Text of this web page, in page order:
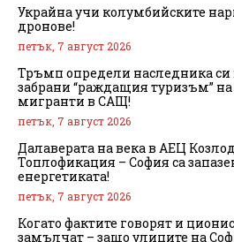
Украйна учи колумбийските
дронове!
петък, 7 август 2026
Тръмп определи наследника
забрани “раждащия туризъм”
мигранти в САЩ!
петък, 7 август 2026
Далаверата на века в АЕЦ
Топлофикация – София са
енергетиката!
петък, 7 август 2026
Когато фактите говорят и
замълчат – защо улиците на